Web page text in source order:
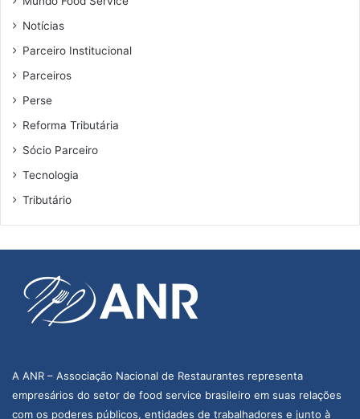
Notícias
Parceiro Institucional
Parceiros
Perse
Reforma Tributária
Sócio Parceiro
Tecnologia
Tributário
A ANR – Associação Nacional de Restaurantes representa
empresários do setor de food service brasileiro em suas relações
com os poderes públicos, entidades de trabalhadores e junto à